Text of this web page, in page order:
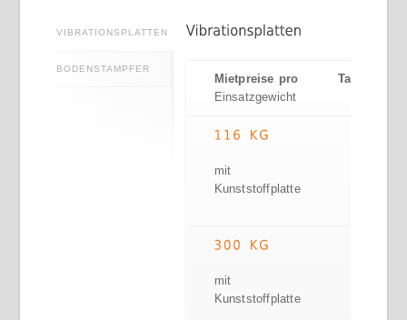
VIBRATIONSPLATTEN
BODENSTAMPFER
Mietpreise pro
Einsatzgewicht
Tag
mit
Kunststoffplatte
mit
Kunststoffplatte